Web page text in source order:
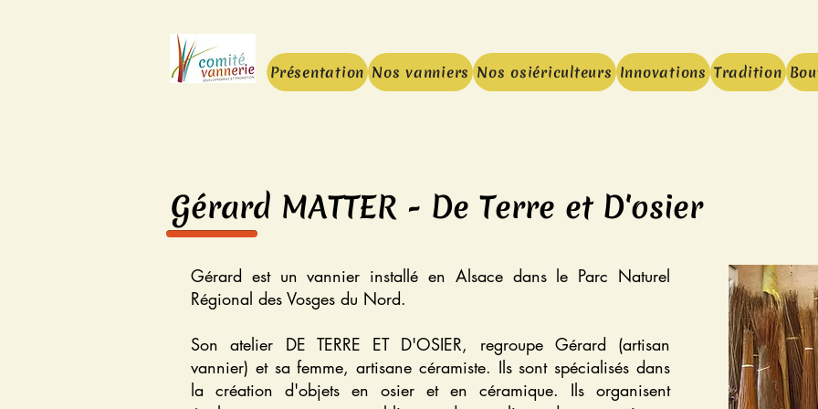
Présentation Nos vanniers Nos osiériculteurs Innovations Tradition
Gérard MATTER - De Terre et D'osier
Gérard est un vannier installé en Alsace dans le Parc Naturel
Régional des Vosges du Nord.
Son atelier DE TERRE ET D'OSIER, regroupe Gérard (artisan
vannier) et sa femme, artisane céramiste. Ils sont spécialisés dans
la création d'objets en osier et en céramique. Ils organisent